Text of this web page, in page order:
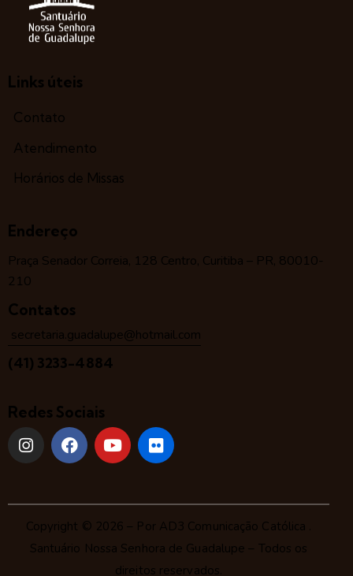
Links úteis
Contato
Atendimento
Horários de Missas
Endereço
Praça Senador Correia, 128 Centro, Curitiba – PR, 80010-
210
Contatos
secretaria.guadalupe@hotmail.com
(41) 3233-4884
Redes Sociais
Copyright © 2026 – Por AD3 Comunicação Católica .
Santuário Nossa Senhora de Guadalupe – Todos os
direitos reservados.